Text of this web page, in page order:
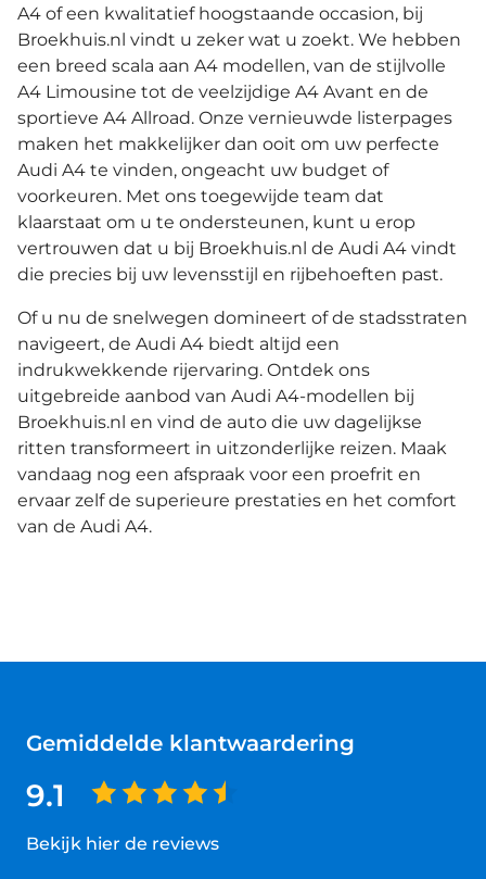
A4 of een kwalitatief hoogstaande occasion, bij
Broekhuis.nl vindt u zeker wat u zoekt. We hebben
een breed scala aan A4 modellen, van de stijlvolle
A4 Limousine tot de veelzijdige A4 Avant en de
sportieve A4 Allroad. Onze vernieuwde listerpages
maken het makkelijker dan ooit om uw perfecte
Audi A4 te vinden, ongeacht uw budget of
voorkeuren. Met ons toegewijde team dat
klaarstaat om u te ondersteunen, kunt u erop
vertrouwen dat u bij Broekhuis.nl de Audi A4 vindt
die precies bij uw levensstijl en rijbehoeften past.
Of u nu de snelwegen domineert of de stadsstraten
navigeert, de Audi A4 biedt altijd een
indrukwekkende rijervaring. Ontdek ons
uitgebreide aanbod van Audi A4-modellen bij
Broekhuis.nl en vind de auto die uw dagelijkse
ritten transformeert in uitzonderlijke reizen. Maak
vandaag nog een afspraak voor een proefrit en
ervaar zelf de superieure prestaties en het comfort
van de Audi A4.
Gemiddelde klantwaardering
9.1
Bekijk hier de reviews